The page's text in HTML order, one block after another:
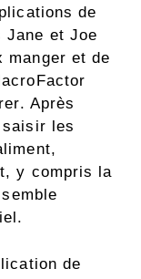
de
Jane et Joe
manger et de
Après
les
y compris la
de